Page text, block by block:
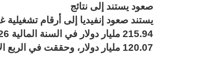
صعود يستند إلى نتائج
يستند صعود إنفيديا إلى أرقام
120.07 مليار دولار، وحققت في الربع الأخير وحده إيرادات قدرها 68.13 مليار دولار.